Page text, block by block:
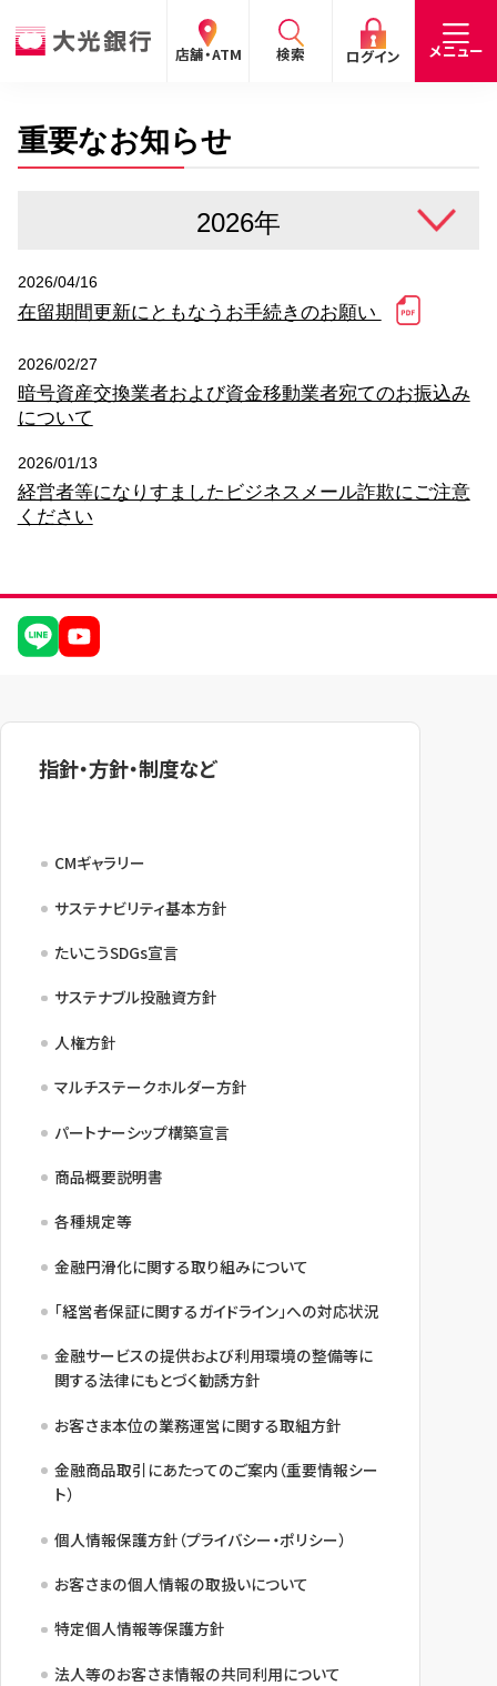
店舗・ATM 検索 ログイン メニュー
閉じる
手数料 預金金利
お客さま
情報
閉じる
個人のお客さま
たいこうパーソナルe-バンキング
サービスのご案内
（デビットカードをご利用のお客さま向け）
たいこうインターネット投信
たいこうNavi
（たいこうNaviをご利用のお客さま向け）
これより先のページは、ウェルスナビ株式会社が運営するサイトとなりま
たいこうオフィスe-バンキング
サービスのご案内
サービスのご案内
（電子債権をご利用のお客さま向け）
サービスのご案内
閉じる
重要なお知らせ
2026/04/16
在留期間更新にともなうお手続きのお願い
2026/02/27
暗号資産交換業者および資金移動業者宛てのお振込み
について
2026/01/13
経営者等になりすましたビジネスメール詐欺にご注意
ください
指針・方針・制度など
CMギャラリー
サステナビリティ基本方針
たいこうSDGs宣言
サステナブル投融資方針
人権方針
マルチステークホルダー方針
パートナーシップ構築宣言
商品概要説明書
各種規定等
金融円滑化に関する取り組みについて
「経営者保証に関するガイドライン」への対応状況
金融サービスの提供および利用環境の整備等に
関する法律にもとづく勧誘方針
お客さま本位の業務運営に関する取組方針
金融商品取引にあたってのご案内（重要情報シー
ト）
個人情報保護方針（プライバシー・ポリシー）
お客さまの個人情報の取扱いについて
特定個人情報等保護方針
法人等のお客さま情報の共同利用について